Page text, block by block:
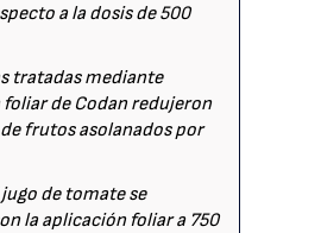
a la dosis de 500
tratadas mediante
de Codan redujeron
frutos asolanados por
de tomate se
la aplicación foliar a 750